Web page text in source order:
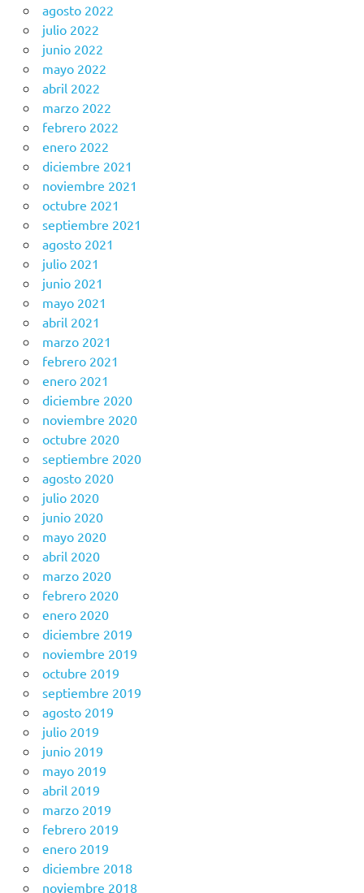
agosto 2022
julio 2022
junio 2022
mayo 2022
abril 2022
marzo 2022
febrero 2022
enero 2022
diciembre 2021
noviembre 2021
octubre 2021
septiembre 2021
agosto 2021
julio 2021
junio 2021
mayo 2021
abril 2021
marzo 2021
febrero 2021
enero 2021
diciembre 2020
noviembre 2020
octubre 2020
septiembre 2020
agosto 2020
julio 2020
junio 2020
mayo 2020
abril 2020
marzo 2020
febrero 2020
enero 2020
diciembre 2019
noviembre 2019
octubre 2019
septiembre 2019
agosto 2019
julio 2019
junio 2019
mayo 2019
abril 2019
marzo 2019
febrero 2019
enero 2019
diciembre 2018
noviembre 2018